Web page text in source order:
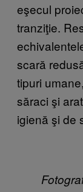
eşecul
tranziţie.
scară
tipuri
săraci şi
igienă şi de